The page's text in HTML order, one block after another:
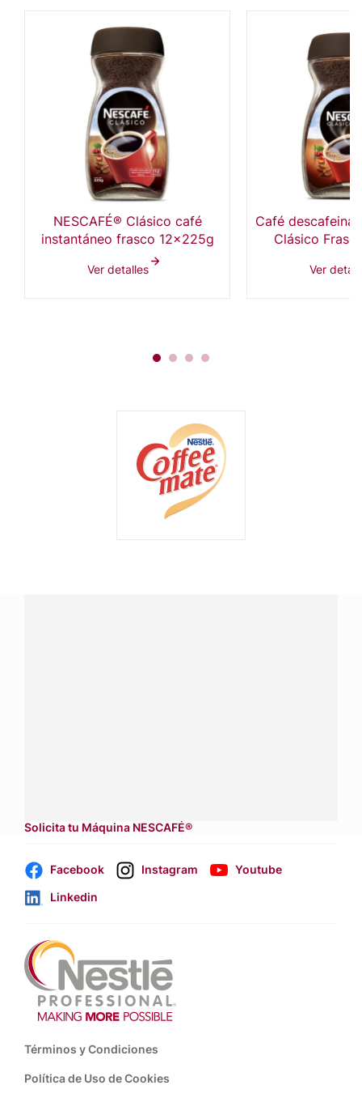
NESCAFÉ® Clásico café
instantáneo frasco 12x225g
Ver detalles
Café
Clásico
Ver
Solicita tu Máquina NESCAFÉ®
Facebook Instagram
Youtube
Linkedin
Footer
Términos y Condiciones
Política de Uso de Cookies